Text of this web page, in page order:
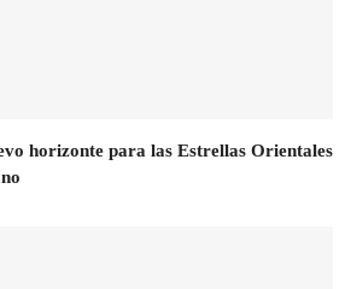
horizonte para las Estrellas Orientales